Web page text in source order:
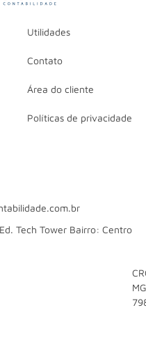
Utilidades
Contato
Área do cliente
Políticas de privacidade
Tech Tower Bairro: Centro
MG